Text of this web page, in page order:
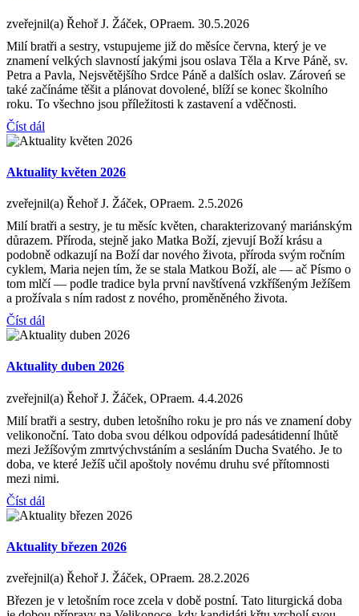
zveřejnil(a) Řehoř J. Žáček, OPraem. 30.5.2026
Milí bratři a sestry, vstupujeme již do měsíce června, který je ve
znamení velkých slavností jakými jsou oslava Těla a Krve Páně, sv.
Petra a Pavla, Nejsvětějšího Srdce Páně a dalších oslav. Zároveń se
také začínáme těšit a plánovat dovolené, blíží se konec školního
roku. To všechno jsou příležitosti k zastavení a vděčnosti.
Číst dál
Aktuality květen 2026
zveřejnil(a) Řehoř J. Žáček, OPraem. 2.5.2026
Milí bratři a sestry, je tu měsíc květen, charakterizovaný mariánským
důrazem. Příroda, stejně jako Matka Boží, zjevují Boží krásu a
podobně odkazují na Boží dar nového života, příroda svým ročním
cyklem, Maria nejen tím, že se stala Matkou Boží, ale — ač Písmo o
tom mlčí — podle tradice byla první navštívená vzkříšeným Ježíšem
a prožívala s ním radost z nového, proměněného života.
Číst dál
Aktuality duben 2026
zveřejnil(a) Řehoř J. Žáček, OPraem. 4.4.2026
Milí bratři a sestry, duben letošního roku je pro nás ve znamení doby
velikonoční. Tato doba svou délkou odpovídá padesátidenní lhůtě
mezi Ježíšovým zmrtvýchvstáním a sesláním Ducha Svatého. Je to
doba, ve které Ježíš učil apoštoly novému druhu své přítomnosti
mezi nimi.
Číst dál
Aktuality březen 2026
zveřejnil(a) Řehoř J. Žáček, OPraem. 28.2.2026
Březen je v letošním roce zcela v době postní. Tato liturgická doba